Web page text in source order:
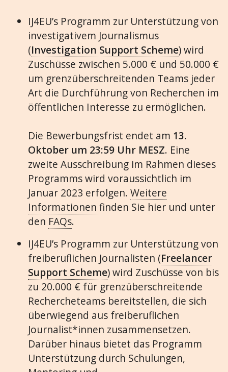
IJ4EU’s Programm zur Unterstützung von
investigativem Journalismus
(Investigation Support Scheme) wird
Zuschüsse zwischen 5.000 € und 50.000 €
um grenzüberschreitenden Teams jeder
Art die Durchführung von Recherchen im
öffentlichen Interesse zu ermöglichen.
Die Bewerbungsfrist endet am 13.
Oktober um 23:59 Uhr MESZ. Eine
zweite Ausschreibung im Rahmen dieses
Programms wird voraussichtlich im
Januar 2023 erfolgen. Weitere
Informationen finden Sie hier und unter
den FAQs.
IJ4EU’s Programm zur Unterstützung von
freiberuflichen Journalisten (Freelancer
Support Scheme) wird Zuschüsse von bis
zu 20.000 € für grenzüberschreitende
Rechercheteams bereitstellen, die sich
überwiegend aus freiberuflichen
Journalist*innen zusammensetzen.
Darüber hinaus bietet das Programm
Unterstützung durch Schulungen,